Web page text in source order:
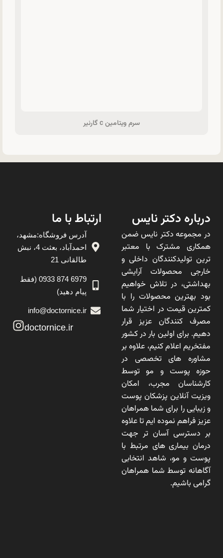
سرم ویتامین c گارنیر
درباره دکتر نایس
در مجموعه دکتر نایس ضمن
همکاری مشترک با معتبر
ترین تولیدکنندگان داخلی و
خارجی محصولات آرایشی
بهداشتی، در تلاش خواهیم
بود بهترین محصولات را با
کمترین قیمت در اختیار شما
مصرف کنندگان عزیز قرار
دهیم. برای اولین بار در کشور
مفتخریم اعلام کنیم، علاوه بر
مشاوره های تخصصی در
حوزه پوست و مو توسط
کارشناسان مجرب، امکان
ویزیت آنلاین پزشکان پوست
و زیبایی را برای شما همراهان
عزیز فراهم نموده ایم تا علاوه
بر دسترسی آسان تر جهت
درمان بیماری های مرتبط با
پوست و مو، شاهد انتخابی
آگاهانه توسط شما همراهان
گرامی باشیم.
ارتباط با ما
آدرس فروشگاه:مشهد،
احمدآباد، بعثت 4، نبش
طالقانی 21
6979 874 0933 (فقط
پیام دهید)
info@doctornice.ir
doctornice.ir